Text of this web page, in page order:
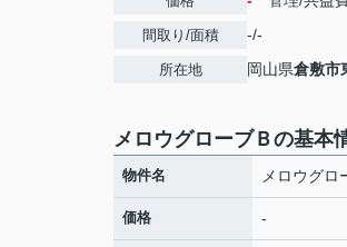
間取り/面積 -/-
所在地 岡山県倉敷市
メロウグローブＢの基本
物件名 メロウグロ
価格 -